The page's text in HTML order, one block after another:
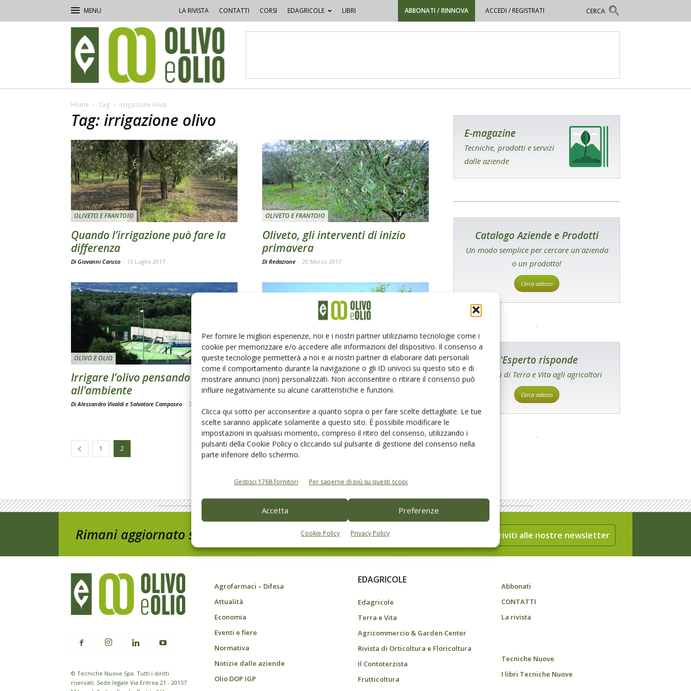
Per fornire le migliori esperienze, noi e i nostri partner utilizziamo tecnologie come i
cookie per memorizzare e/o accedere alle informazioni del dispositivo. Il consenso a
queste tecnologie permetterà a noi e ai nostri partner di elaborare dati personali
come il comportamento durante la navigazione o gli ID univoci su questo sito e di
mostrare annunci (non) personalizzati. Non acconsentire o ritirare il consenso può
influire negativamente su alcune caratteristiche e funzioni.
Clicca qui sotto per acconsentire a quanto sopra o per fare scelte dettagliate. Le tue
scelte saranno applicate solamente a questo sito. È possibile modificare le
impostazioni in qualsiasi momento, compreso il ritiro del consenso, utilizzando i
pulsanti della Cookie Policy o cliccando sul pulsante di gestione del consenso nella
parte inferiore dello schermo.
Gestisci 1768 fornitori Per saperne di più su questi scopi
Accetta Preferenze
Cookie Policy Privacy Policy
LA RIVISTA CONTATTI CORSI EDAGRICOLE LIBRI ABBONATI / RINNOVA ACCEDI / REGISTRATI
e
Olio
Home Tag Irrigazione olivo
Tag: irrigazione olivo
OLIVETO E FRANTOIO
Quando l’irrigazione può fare la
differenza
Di Giovanni Caruso - 13 Luglio 2017
OLIVETO E FRANTOIO
Oliveto, gli interventi di inizio
primavera
Di Redazione - 20 Marzo 2017
OLIVO E OLIO
Irrigare l’olivo pensando
all’ambiente
Di Alessandro Vivaldi e Salvatore Camposeo - 20 Aprile 2016
OLIVETO E FRANTOIO
Superintensivo, efficienza e
risparmio idrico
1 2 Pagina 2 di 2
E-magazine
Tecniche, prodotti e servizi
dalle aziende
Catalogo Aziende e Prodotti
Un modo semplice per cercare un'azienda
o un prodotto!
Cerca adesso
L'Esperto risponde
I consigli di Terra e Vita agli agricoltori
Cerca adesso
Rimani aggiornato sul mondo dell’agricoltura Iscriviti alle nostre newsletter
© Tecniche Nuove Spa. Tutti i diritti
riservati. Sede legale Via Eritrea 21 - 20157
Agrofarmaci – Difesa
Attualità
Economia
Eventi e fiere
Normativa
Notizie dalle aziende
Olio DOP IGP
EDAGRICOLE
Edagricole
Terra e Vita
Agricommercio & Garden Center
Rivista di Orticoltura e Floricoltura
Il Contoterzista
Frutticoltura
Abbonati
CONTATTI
La rivista
Tecniche Nuove
I libri Tecniche Nuove